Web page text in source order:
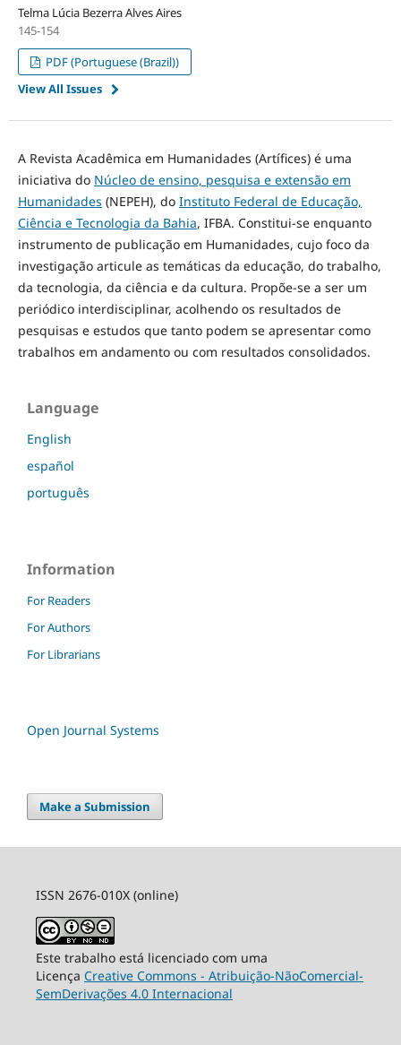
Telma Lúcia Bezerra Alves Aires
145-154
PDF (Portuguese (Brazil))
View All Issues
A Revista Acadêmica em Humanidades (Artífices) é uma
iniciativa do Núcleo de ensino, pesquisa e extensão em
Humanidades (NEPEH), do Instituto Federal de Educação,
Ciência e Tecnologia da Bahia, IFBA. Constitui-se enquanto
instrumento de publicação em Humanidades, cujo foco da
investigação articule as temáticas da educação, do trabalho,
da tecnologia, da ciência e da cultura. Propõe-se a ser um
periódico interdisciplinar, acolhendo os resultados de
pesquisas e estudos que tanto podem se apresentar como
trabalhos em andamento ou com resultados consolidados.
Language
English
español
português
Information
For Readers
For Authors
For Librarians
Open Journal Systems
Make a Submission
ISSN 2676-010X (online)
Este trabalho está licenciado com uma
Licença Creative Commons - Atribuição-NãoComercial-
SemDerivações 4.0 Internacional